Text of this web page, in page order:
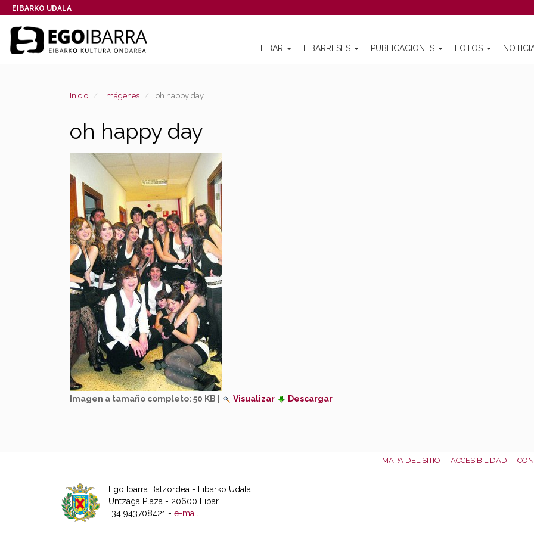
EIBARKO UDALA
EIBAR EIBARRESES PUBLICACIONES FOTOS
Inicio Imágenes oh happy day
oh happy day
Imagen a tamaño completo: 50 KB Visualizar Descargar
MAPA DEL SITIO ACCESIBILIDAD
Ego Ibarra Batzordea - Eibarko Udala
Untzaga Plaza - 20600 Eibar
+34 943708421 - e-mail